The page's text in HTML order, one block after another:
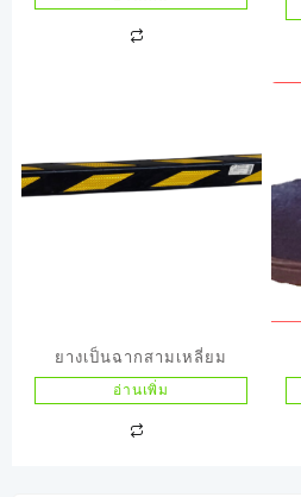
ยางเป็นฉากสามเหลี่ยม
อ่านเพิ่ม